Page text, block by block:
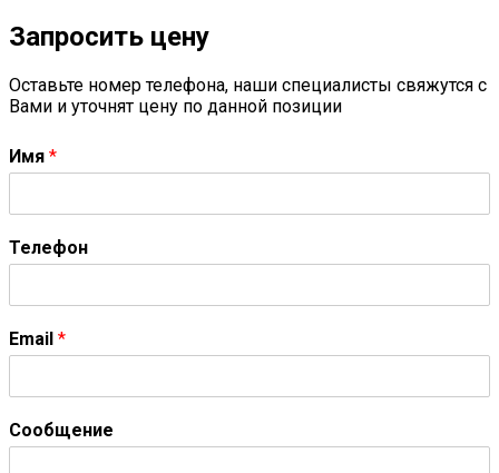
Запросить цену
Оставьте номер телефона, наши специалисты свяжутся с
Вами и уточнят цену по данной позиции
Имя *
Телефон
Email *
Сообщение